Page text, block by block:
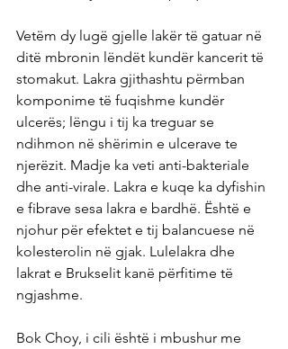
Vetëm dy lugë gjelle lakër të gatuar në
ditë mbronin lëndët kundër kancerit të
stomakut. Lakra gjithashtu përmban
komponime të fuqishme kundër
ulcerës; lëngu i tij ka treguar se
ndihmon në shërimin e ulcerave te
njerëzit. Madje ka veti anti-bakteriale
dhe anti-virale. Lakra e kuqe ka dyfishin
e fibrave sesa lakra e bardhë. Është e
njohur për efektet e tij balancuese në
kolesterolin në gjak. Lulelakra dhe
lakrat e Brukselit kanë përfitime të
ngjashme.
Bok Choy, i cili është i mbushur me